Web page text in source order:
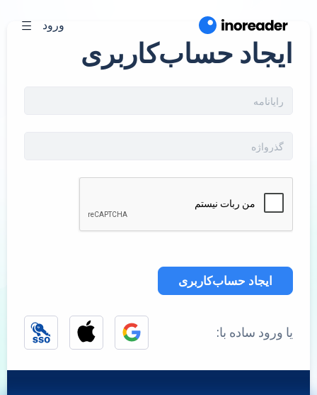
ورود
ایجاد حساب‌کاربری
ایجاد حساب‌کاربری
یا ورود ساده با: